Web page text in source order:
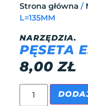
Strona główna /
L=135MM
NARZĘDZIA.
PĘSETA
8,00ZŁ